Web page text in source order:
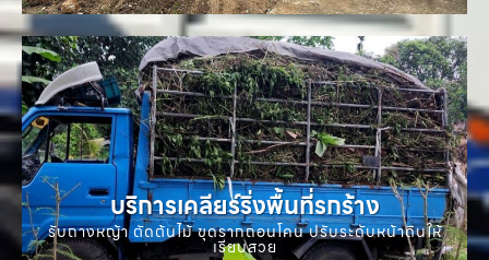
บริการเคลียร์ริ่งพื้นที่รกร้าง
รับถางหญ้า ตัดต้นไม้ ขุดรากถอนโคน ปรับระดับหน้าดินให้
เรียบสวย